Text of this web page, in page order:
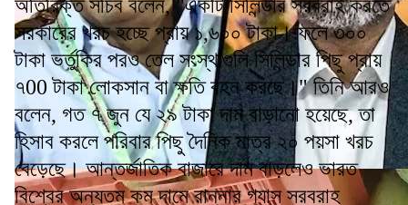
অতিরিক্ত সচিব বলেন, "একটি সিলিন্ডার সরবরাহ করতে
সরকারের খরচ হচ্ছে প্রায় ১,৬০০ টাকা। ফলে ৩০০
টাকা ভর্তুকির পরও তেল সংস্থাগুলি সিলিন্ডার পিছু প্রায়
৭00 টাকা লোকসান বা ক্ষতি বহন করছে।" তিনি আরও
বলেন, গত ৭ জুন যে ২৯ টাকা দাম বাড়ানো হয়েছে, তা
হিসাব করলে পরিবার পিছু দৈনিক মাত্র ২০ পয়সা খরচ
বেড়েছে। আন্তর্জাতিক বাজারে দাম বাড়লেও ভারত
বিশ্বের অন্যতম কম দামে রান্নার গ্যাস সরবরাহ